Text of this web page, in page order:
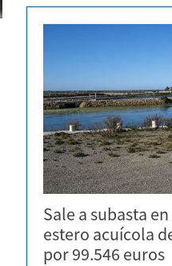
Sale a subasta
estero acuícola
por 99.546 euros